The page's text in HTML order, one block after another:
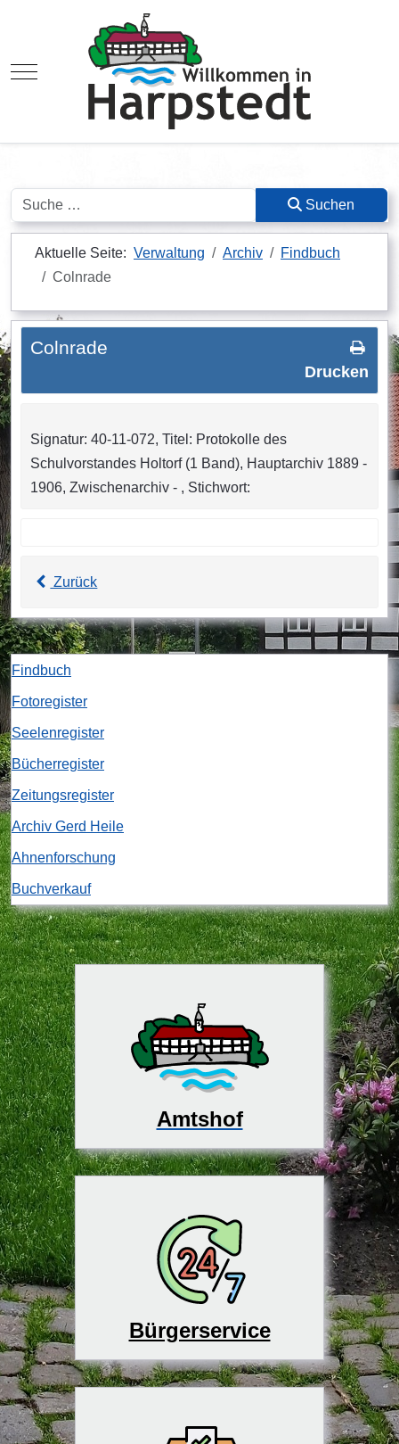
Mobile Menu Toggle
Suchen Suchen
Aktuelle Seite: Verwaltung Archiv
Findbuch
Colnrade
Drucken
Colnrade
Signatur: 40-11-072, Titel: Protokolle des
Schulvorstandes Holtorf (1 Band), Hauptarchiv 1889 -
1906, Zwischenarchiv - , Stichwort:
Zurück
Findbuch
Fotoregister
Seelenregister
Bücherregister
Zeitungsregister
Archiv Gerd Heile
Ahnenforschung
Buchverkauf
Amtshof
Bürgerservice